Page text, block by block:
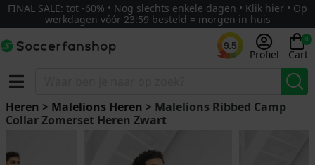
FINAL SALE: tot -60% • Nog slechts enkele dagen • Klik hier • Op
werkdagen vóór 23:59 besteld = morgen in huis
9.5
Profiel
0
Cart
Heren > Malelions Heren > Malelions Ribbed Camp
Collar Zomerset Heren Zwart